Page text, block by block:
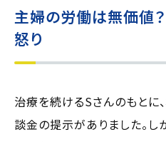
主婦の労働は無価値
怒り
治療を続けるSさんのもとに
談金の提示がありました。し